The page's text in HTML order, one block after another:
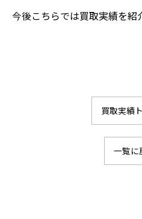
今後こちらでは買取実績を紹
買取実績
一覧に